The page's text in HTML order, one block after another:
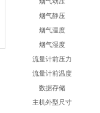
烟气动压
烟气静压
烟气温度
烟气湿度
流量计前压力
流量计前温度
数据存储
主机外型尺寸